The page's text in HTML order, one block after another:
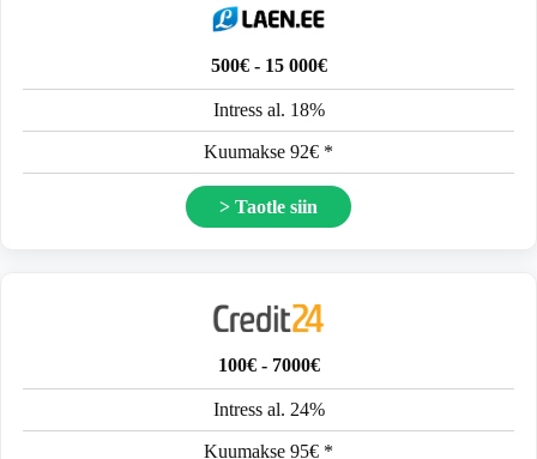
500€ - 15 000€
Intress al. 18%
Kuumakse 92€ *
> Taotle siin
100€ - 7000€
Intress al. 24%
Kuumakse 95€ *